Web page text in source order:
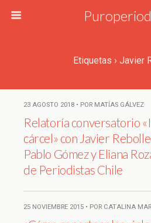
Etiquetas › Javier
23 AGOSTO 2018 • POR MATÍAS GÁLVEZ
Relatoría conversatorio
cárcel» con Javier
Pablo Gómez y Eliana
de Periodistas Chile
25 NOVIEMBRE 2015 • POR CATALINA